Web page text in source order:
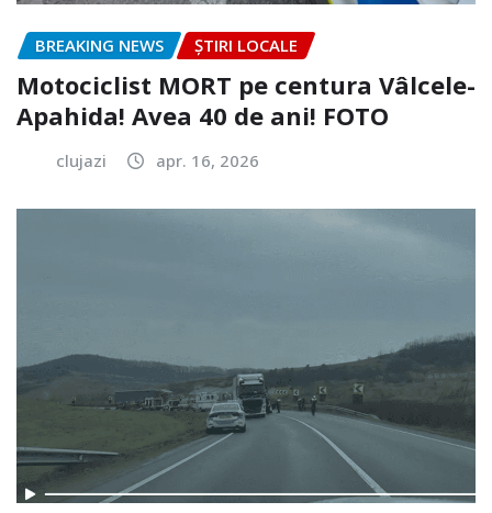
BREAKING NEWS ȘTIRI LOCALE
Motociclist MORT pe centura Vâlcele-
Apahida! Avea 40 de ani! FOTO
clujazi apr. 16, 2026